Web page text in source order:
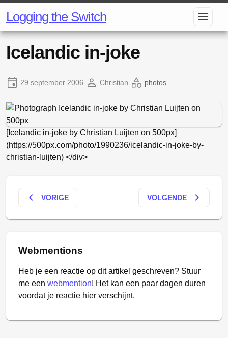
Logging the Switch
Icelandic in-joke
29 september 2006 Christian photos
[Icelandic in-joke by Christian Luijten on 500px]
(https://500px.com/photo/1990236/icelandic-in-joke-by-
christian-luijten) </div>
keyboard_arrow_left VORIGE VOLGENDE keyboard_arrow_right
Webmentions
Heb je een reactie op dit artikel geschreven? Stuur
me een webmention! Het kan een paar dagen duren
voordat je reactie hier verschijnt.